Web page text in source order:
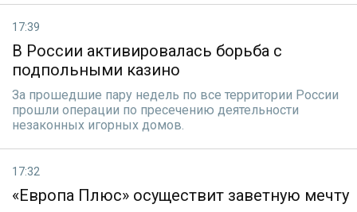
17:39
В России активировалась борьба с
подпольными казино
За прошедшие пару недель по все территории России
прошли операции по пресечению деятельности
незаконных игорных домов.
17:32
«Европа Плюс» осуществит заветную мечту